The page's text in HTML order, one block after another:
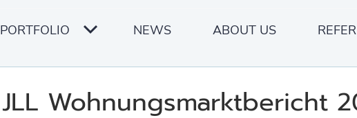
PORTFOLIO NEWS ABOUT US
JLL Wohnungsmarktbericht